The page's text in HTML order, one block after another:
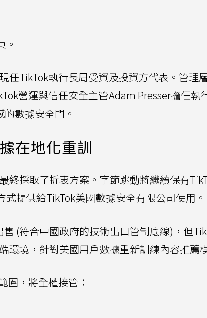
。
任TikTok執行長周受資及投資方代表。管理
營運與信任安全主管Adam Presser擔任執
數據安全門。
在地化重訓
終採取了折衷方案。字節跳動將繼續保有
提供給TikTok美國數據安全有限公司使用。
(符合中國政府的技術出口管制底線)，但
環境，針對美國用戶數據重新訓練內容推薦
圍，將全權接管：